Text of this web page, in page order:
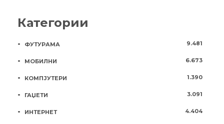
Категории
ФУТУРАМА 9.481
МОБИЛНИ 6.673
КОМПЈУТЕРИ 1.390
ГАЏЕТИ 3.091
ИНТЕРНЕТ 4.404